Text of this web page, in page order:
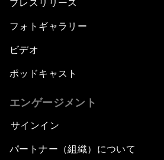
プレスリリース
フォトギャラリー
ビデオ
ポッドキャスト
エンゲージメント
サインイン
パートナー（組織）について